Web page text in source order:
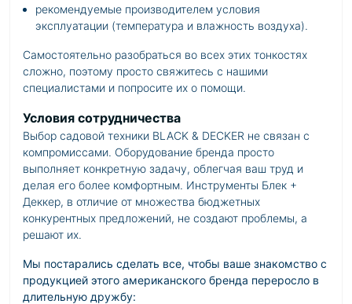
рекомендуемые производителем условия
эксплуатации (температура и влажность воздуха).
Самостоятельно разобраться во всех этих тонкостях
сложно, поэтому просто свяжитесь с нашими
специалистами и попросите их о помощи.
Условия сотрудничества
Выбор садовой техники BLACK & DECKER не связан с
компромиссами. Оборудование бренда просто
выполняет конкретную задачу, облегчая ваш труд и
делая его более комфортным. Инструменты Блек +
Деккер, в отличие от множества бюджетных
конкурентных предложений, не создают проблемы, а
решают их.
Мы постарались сделать все, чтобы ваше знакомство с
продукцией этого американского бренда переросло в
длительную дружбу: